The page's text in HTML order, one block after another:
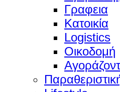
Γραφεια
Κατοικία
Logistics
Οικοδομή